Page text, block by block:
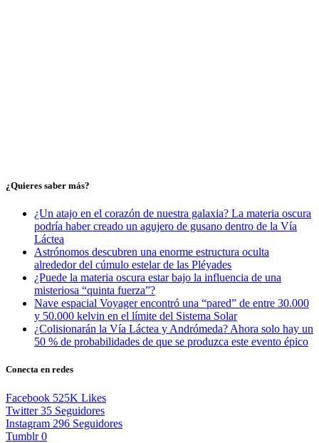
¿Quieres saber más?
¿Un atajo en el corazón de nuestra galaxia? La materia oscura
podría haber creado un agujero de gusano dentro de la Vía
Láctea
Astrónomos descubren una enorme estructura oculta
alrededor del cúmulo estelar de las Pléyades
¿Puede la materia oscura estar bajo la influencia de una
misteriosa “quinta fuerza”?
Nave espacial Voyager encontró una “pared” de entre 30.000
y 50.000 kelvin en el límite del Sistema Solar
¿Colisionarán la Vía Láctea y Andrómeda? Ahora solo hay un
50 % de probabilidades de que se produzca este evento épico
Conecta en redes
Facebook 525K Likes
Twitter 35 Seguidores
Instagram 296 Seguidores
Tumblr 0